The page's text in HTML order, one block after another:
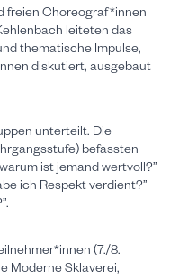
freien Choreograf*innen
leiteten das
thematische Impulse,
diskutiert, ausgebaut
unterteilt. Die
befassten
ist jemand wertvoll?”
ich Respekt verdient?”
(7./8.
Moderne Sklaverei,